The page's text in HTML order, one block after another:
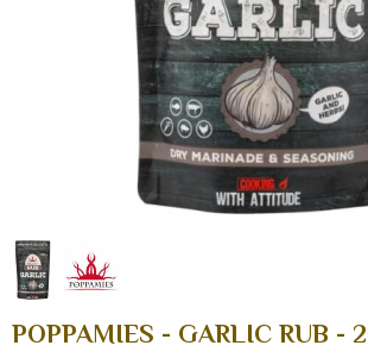
POPPAMIES - GARLIC RUB -